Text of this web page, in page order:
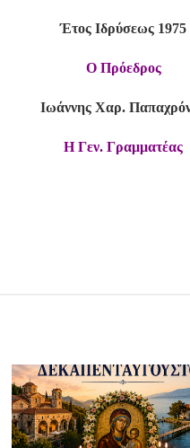
Έτος Ιδρύσεως 1975
Ο Πρόεδρος
Ιωάννης Χαρ.
Η Γεν. Γραμματέας